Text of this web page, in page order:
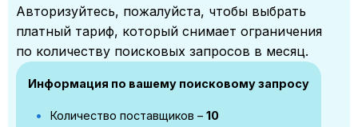
Авторизуйтесь, пожалуйста, чтобы выбрать
платный тариф, который снимает ограничения
по количеству поисковых запросов в месяц.
Информация по вашему поисковому запросу
Количество поставщиков – 10